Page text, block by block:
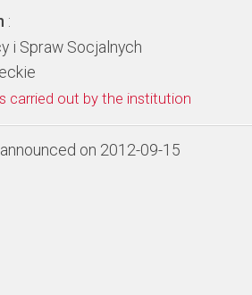
:
i Spraw Socjalnych
carried out by the institution
on 2012-09-15